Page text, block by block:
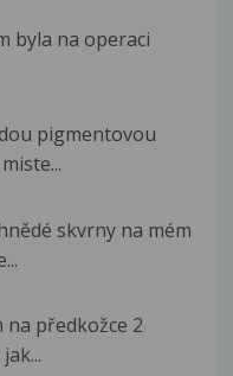
byla na operaci
pigmentovou
skvrny na mém
na předkožce 2